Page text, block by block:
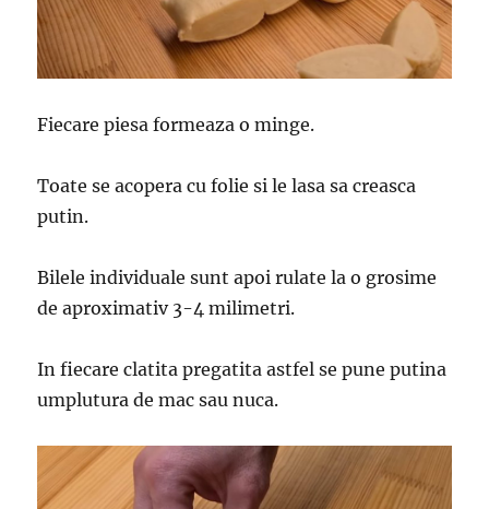
Fiecare piesa formeaza o minge.
Toate se acopera cu folie si le lasa sa creasca
putin.
Bilele individuale sunt apoi rulate la o grosime
de aproximativ 3-4 milimetri.
In fiecare clatita pregatita astfel se pune putina
umplutura de mac sau nuca.